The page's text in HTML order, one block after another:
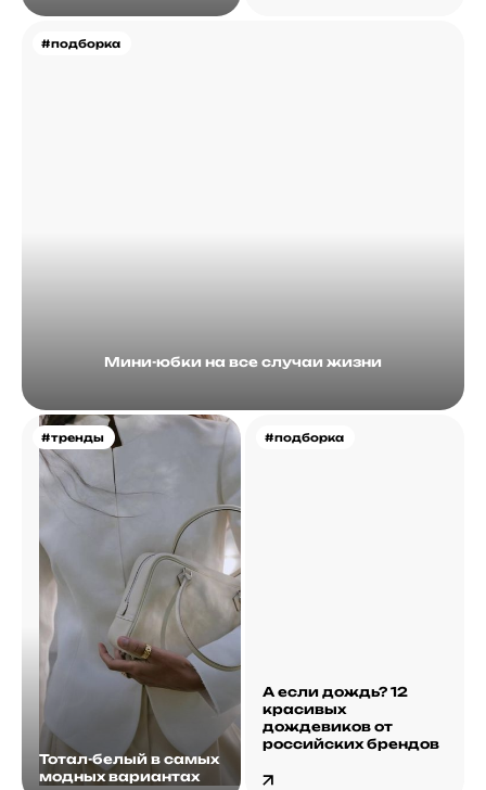
#подборка
Мини-юбки на все случаи жизни
#тренды
Тотал-белый в самых
модных вариантах
#подборка
А если дождь? 12
красивых
дождевиков от
российских брендов